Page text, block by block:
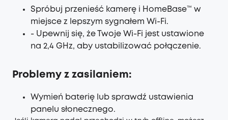
Spróbuj przenieść kamerę i HomeBase™ w
miejsce z lepszym sygnałem Wi-Fi.
- Upewnij się, że Twoje Wi-Fi jest ustawione
na 2,4 GHz, aby ustabilizować połączenie.
Problemy z zasilaniem:
Wymień baterię lub sprawdź ustawienia
panelu słonecznego.